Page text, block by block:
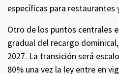
específicas para restaurantes
Otro de los puntos centrales
gradual del recargo
2027. La transición será
80% una vez la ley entre en